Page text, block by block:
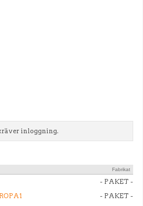
inloggning.
Fabrikat
- PAKET -
- PAKET -